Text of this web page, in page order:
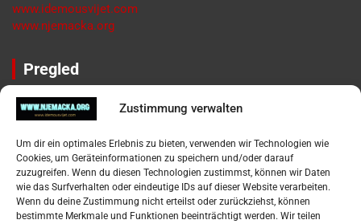
Zustimmung verwalten
Um dir ein optimales Erlebnis zu bieten, verwenden wir Technologien wie
Cookies, um Geräteinformationen zu speichern und/oder darauf
zuzugreifen. Wenn du diesen Technologien zustimmst, können wir Daten
wie das Surfverhalten oder eindeutige IDs auf dieser Website verarbeiten.
Wenn du deine Zustimmung nicht erteilst oder zurückziehst, können
bestimmte Merkmale und Funktionen beeinträchtigt werden. Wir teilen
www.idemousvijet.com
www.njemacka.org
Pregled
Impressum
Datenschutzerklärung
Widerufsbelehrung
Oglašavanje / Postavite svoj oglas
Tko je “Idemo u Svijet – Njemačka?